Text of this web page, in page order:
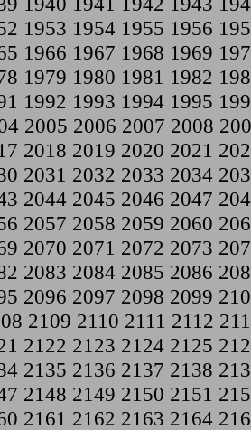
1953 1954 1955 1956
1966 1967 1968 1969
1979 1980 1981 1982
1992 1993 1994 1995
2005 2006 2007 2008
2018 2019 2020 2021
2031 2032 2033 2034
2044 2045 2046 2047
2057 2058 2059 2060
2070 2071 2072 2073
2083 2084 2085 2086
2096 2097 2098 2099
2109 2110 2111 2112
2122 2123 2124 2125
2135 2136 2137 2138
2148 2149 2150 2151
2161 2162 2163 2164